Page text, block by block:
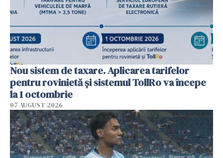
Nou sistem de taxare. Aplicarea tarifelor
pentru rovinietă şi sistemul TollRo va începe
la 1 octombrie
07 AUGUST 2026